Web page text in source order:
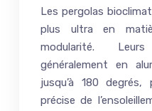
Les pergolas
plus ultra en
modularité.
généralement en
jusqu’à 180
précise de